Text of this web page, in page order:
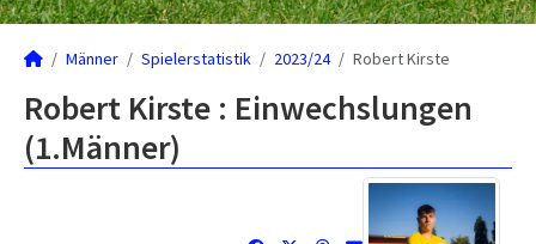
Männer Spielerstatistik 2023/24 Robert Kirste
Robert Kirste : Einwechslungen
(1.Männer)